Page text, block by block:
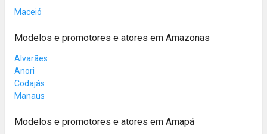
Maceió
Modelos e promotores e atores em Amazonas
Alvarães
Anori
Codajás
Manaus
Modelos e promotores e atores em Amapá